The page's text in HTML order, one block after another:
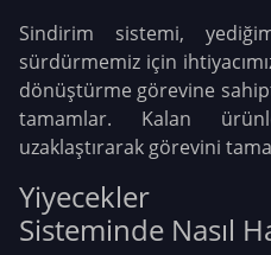
Sindirim sistemi,
sürdürmemiz için
dönüştürme görevine
tamamlar. Kalan
uzaklaştırarak görevini
Yiyecekler
Sisteminde Nasıl